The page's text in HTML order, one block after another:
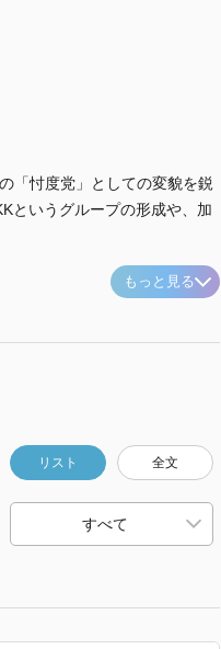
「忖度党」としての変貌を鋭
というグループの形成や、加
もっと見る
リスト 全文